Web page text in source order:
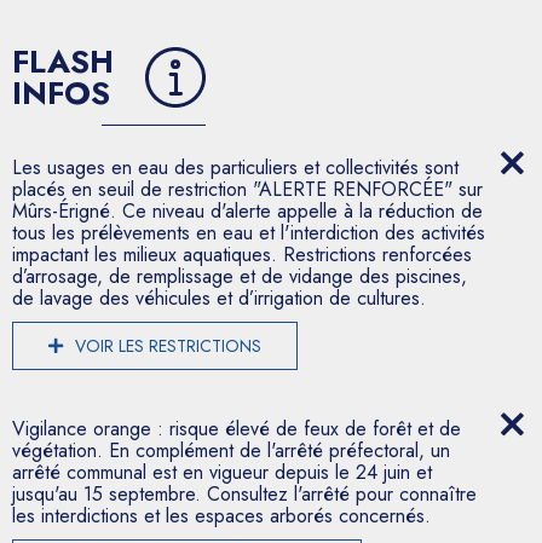
FLASH
INFOS
Les usages en eau des particuliers et collectivités sont
placés en seuil de restriction "ALERTE RENFORCÉE" sur
Mûrs-Érigné. Ce niveau d'alerte appelle à la réduction de
tous les prélèvements en eau et l'interdiction des activités
impactant les milieux aquatiques. Restrictions renforcées
d’arrosage, de remplissage et de vidange des piscines,
de lavage des véhicules et d’irrigation de cultures.
VOIR LES RESTRICTIONS
Vigilance orange : risque élevé de feux de forêt et de
végétation. En complément de l'arrêté préfectoral, un
arrêté communal est en vigueur depuis le 24 juin et
jusqu'au 15 septembre. Consultez l'arrêté pour connaître
les interdictions et les espaces arborés concernés.